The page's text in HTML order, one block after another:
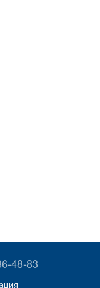
48-83